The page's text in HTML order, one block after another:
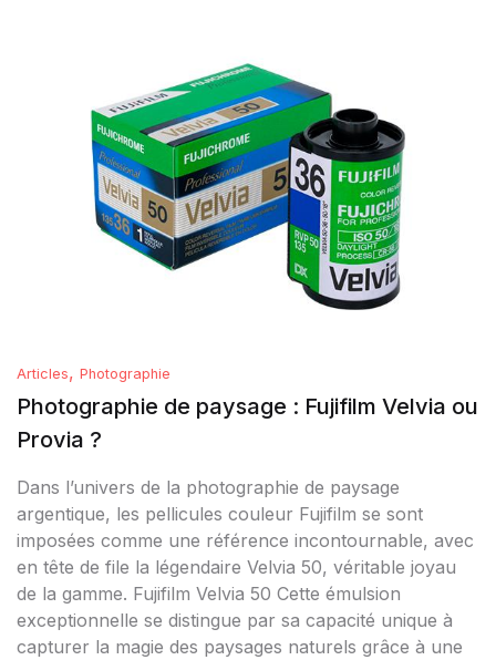
Articles, Photographie
Photographie de paysage : Fujifilm Velvia ou
Provia ?
Dans l’univers de la photographie de paysage
argentique, les pellicules couleur Fujifilm se sont
imposées comme une référence incontournable, avec
en tête de file la légendaire Velvia 50, véritable joyau
de la gamme. Fujifilm Velvia 50 Cette émulsion
exceptionnelle se distingue par sa capacité unique à
capturer la magie des paysages naturels grâce à une